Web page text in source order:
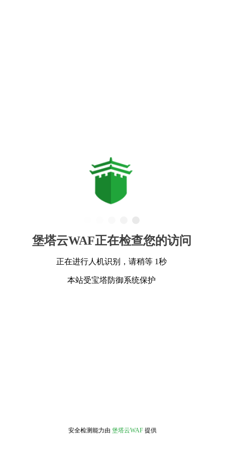
堡塔云WAF正在检查您的访问
正在进行人机识别，请稍等 1秒
本站受宝塔防御系统保护
安全检测能力由 堡塔云WAF 提供